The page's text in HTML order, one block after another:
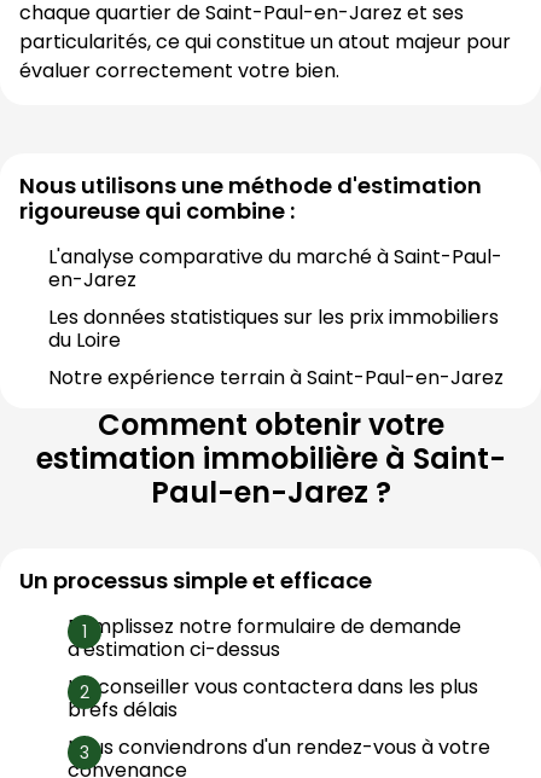
chaque quartier de Saint-Paul-en-Jarez et ses
particularités, ce qui constitue un atout majeur pour
évaluer correctement votre bien.
Nous utilisons une méthode d'estimation
rigoureuse qui combine :
L'analyse comparative du marché à Saint-Paul-
en-Jarez
Les données statistiques sur les prix immobiliers
du Loire
Notre expérience terrain à Saint-Paul-en-Jarez
Comment obtenir votre
estimation immobilière à Saint-
Paul-en-Jarez ?
Un processus simple et efficace
Remplissez notre formulaire de demande
d'estimation ci-dessus
Un conseiller vous contactera dans les plus
brefs délais
Nous conviendrons d'un rendez-vous à votre
convenance